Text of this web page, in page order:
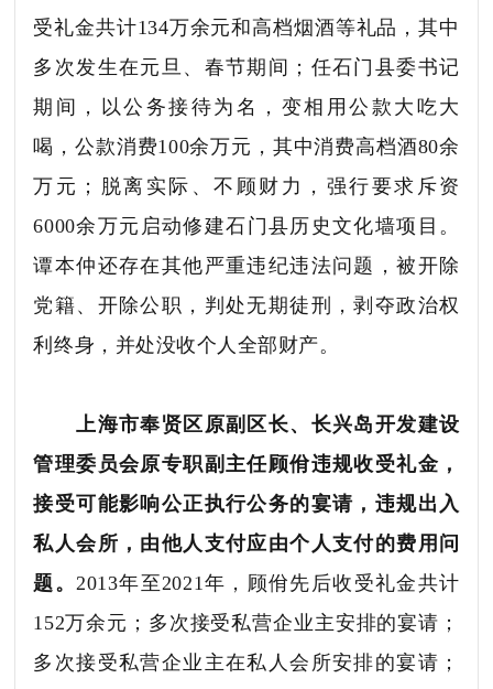
受礼金共计134万余元和高档烟酒等礼品，其中
多次发生在元旦、春节期间；任石门县委书记
期间，以公务接待为名，变相用公款大吃大
喝，公款消费100余万元，其中消费高档酒80余
万元；脱离实际、不顾财力，强行要求斥资
6000余万元启动修建石门县历史文化墙项目。
谭本仲还存在其他严重违纪违法问题，被开除
党籍、开除公职，判处无期徒刑，剥夺政治权
利终身，并处没收个人全部财产。
上海市奉贤区原副区长、长兴岛开发建设
管理委员会原专职副主任顾佾违规收受礼金，
接受可能影响公正执行公务的宴请，违规出入
私人会所，由他人支付应由个人支付的费用问
题。 2013年至2021年，顾佾先后收受礼金共计
152万余元；多次接受私营企业主安排的宴请；
多次接受私营企业主在私人会所安排的宴请；